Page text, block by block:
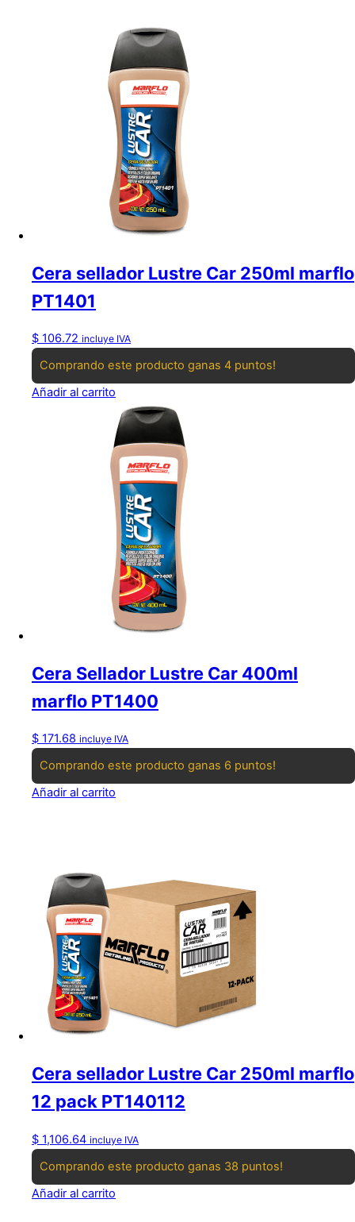
Cera sellador Lustre Car 250ml marflo
PT1401
$ 106.72 incluye IVA
Comprando este producto ganas 4 puntos!
Añadir al carrito
Cera Sellador Lustre Car 400ml
marflo PT1400
$ 171.68 incluye IVA
Comprando este producto ganas 6 puntos!
Añadir al carrito
Cera sellador Lustre Car 250ml marflo
12 pack PT140112
$ 1,106.64 incluye IVA
Comprando este producto ganas 38 puntos!
Añadir al carrito